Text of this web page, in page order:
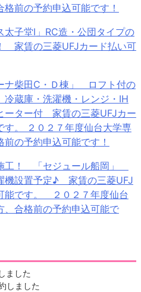
格前の予約申込可能です！
太子堂Ⅰ」RC造・公団タイプの
家賃の三菱UFJカード払い可
ナ柴田C・Ｄ棟」 ロフト付の
冷蔵庫・洗濯機・レンジ・IH
ーター付 家賃の三菱UFJカー
す。 ２０２７年度仙台大学専
前の予約申込可能です！
工！ 「セジュール船岡」
機設置予定♪ 家賃の三菱UFJ
能です。 ２０２７年度仙台
、合格前の予約申込可能で
ました
しました